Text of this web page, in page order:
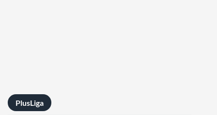
PlusLiga